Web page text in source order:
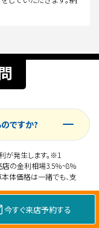
ですか?
が発生します。※1
の金利相場3.5％~8％
体価格は一緒でも、支
に、今までの車屋さん
まま。
万円も差が出るという
今すぐ来店予約する